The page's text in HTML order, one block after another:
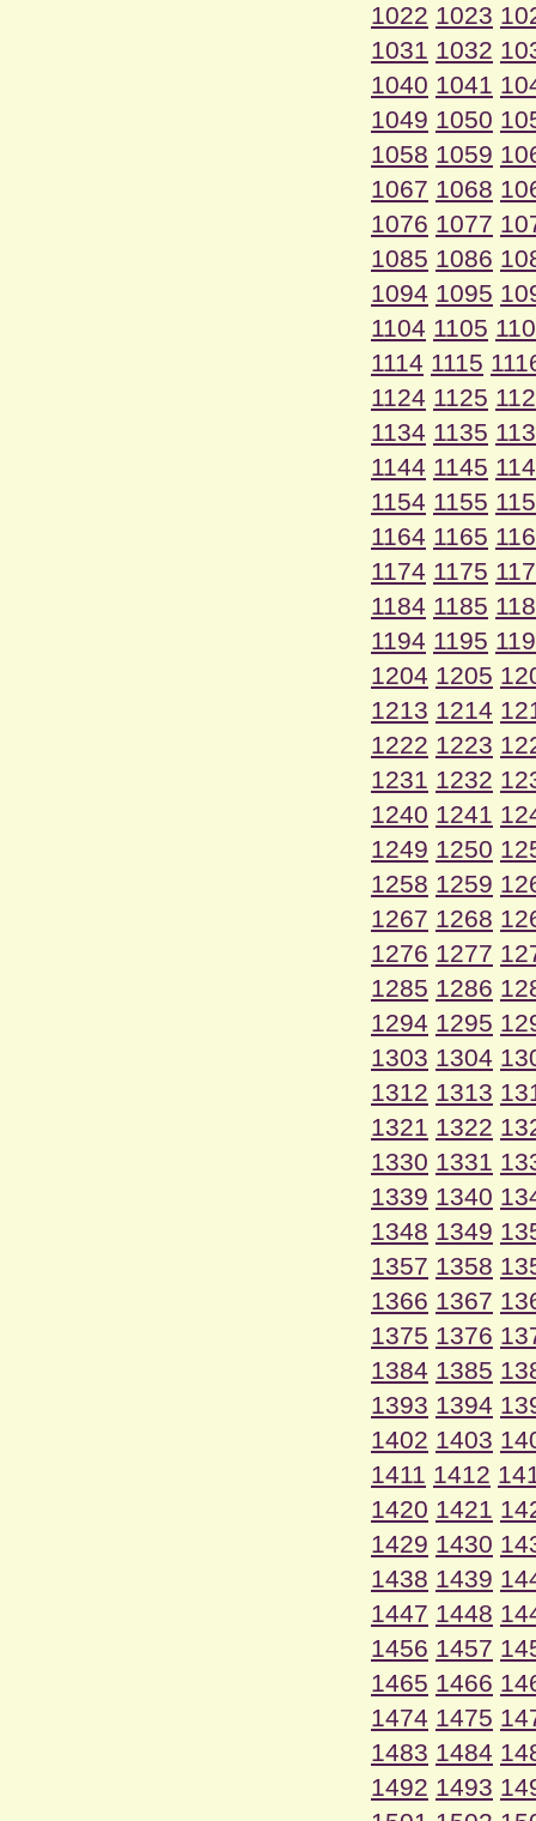
1022 1023
1031 1032
1040 1041
1049 1050
1058 1059
1067 1068
1076 1077
1085 1086
1094 1095
1104 1105
1114 1115
1124 1125
1134 1135
1144 1145
1154 1155
1164 1165
1174 1175
1184 1185
1194 1195
1204 1205
1213 1214
1222 1223
1231 1232
1240 1241
1249 1250
1258 1259
1267 1268
1276 1277
1285 1286
1294 1295
1303 1304
1312 1313
1321 1322
1330 1331
1339 1340
1348 1349
1357 1358
1366 1367
1375 1376
1384 1385
1393 1394
1402 1403
1411 1412
1420 1421
1429 1430
1438 1439
1447 1448
1456 1457
1465 1466
1474 1475
1483 1484
1492 1493